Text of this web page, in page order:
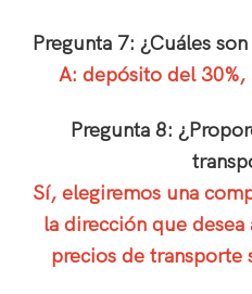
Pregunta 7: ¿Cuáles
A: depósito del 30%,
Pregunta 8:
Sí, elegiremos una
la dirección que
precios de transporte